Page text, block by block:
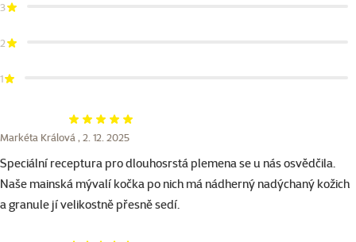
3
2
1
Hodnocení 100%
Markéta Králová , 2. 12. 2025
Speciální receptura pro dlouhosrstá plemena se u nás osvědčila.
Naše mainská mývalí kočka po nich má nádherný nadýchaný kožich
a granule jí velikostně přesně sedí.